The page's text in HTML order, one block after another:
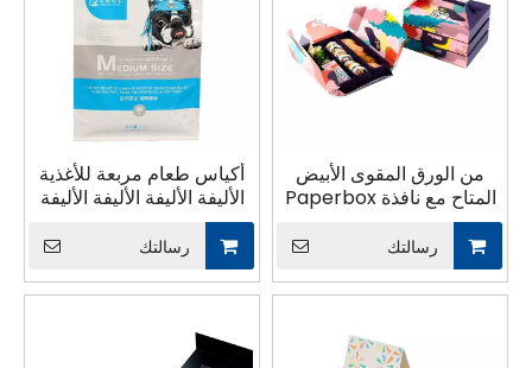
أكياس طعام مربعة للأغذية
الأليفة الأليفة الأليفة الأليفة
رسالتك
من الورق المقوى الأبيض
المتاح مع نافذة Paperbox
السوشي للطعام
رسالتك